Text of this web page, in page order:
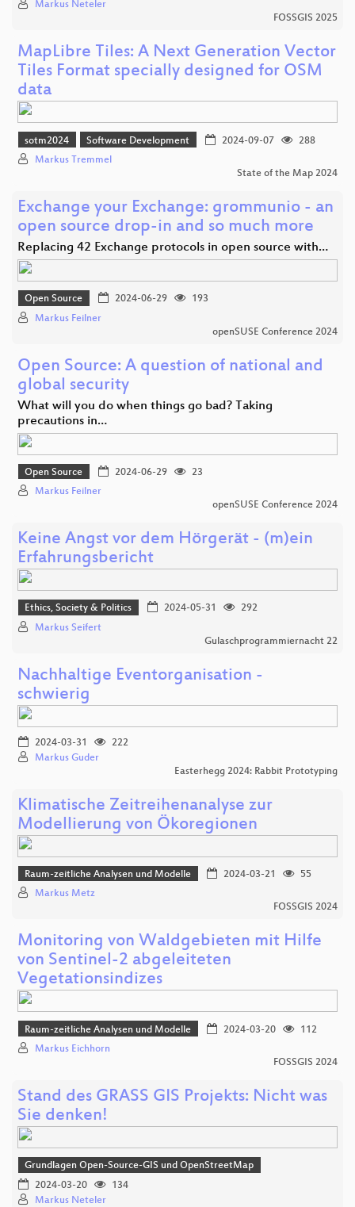
Markus Neteler
FOSSGIS 2025
MapLibre Tiles: A Next Generation Vector
Tiles Format specially designed for OSM
data
sotm2024 Software Development 2024-09-07
288
Markus Tremmel
State of the Map 2024
Exchange your Exchange: grommunio - an
open source drop-in and so much more
Replacing 42 Exchange protocols in open source with…
Open Source 2024-06-29
193
Markus Feilner
openSUSE Conference 2024
Open Source: A question of national and
global security
What will you do when things go bad? Taking
precautions in…
Open Source 2024-06-29
23
Markus Feilner
openSUSE Conference 2024
Keine Angst vor dem Hörgerät - (m)ein
Erfahrungsbericht
Ethics, Society & Politics 2024-05-31
292
Markus Seifert
Gulaschprogrammiernacht 22
Nachhaltige Eventorganisation -
schwierig
2024-03-31
222
Markus Guder
Easterhegg 2024: Rabbit Prototyping
Klimatische Zeitreihenanalyse zur
Modellierung von Ökoregionen
Raum-zeitliche Analysen und Modelle 2024-03-21
55
Markus Metz
FOSSGIS 2024
Monitoring von Waldgebieten mit Hilfe
von Sentinel-2 abgeleiteten
Vegetationsindizes
Raum-zeitliche Analysen und Modelle 2024-03-20
112
Markus Eichhorn
FOSSGIS 2024
Stand des GRASS GIS Projekts: Nicht was
Sie denken!
Grundlagen Open-Source-GIS und OpenStreetMap
2024-03-20
134
Markus Neteler